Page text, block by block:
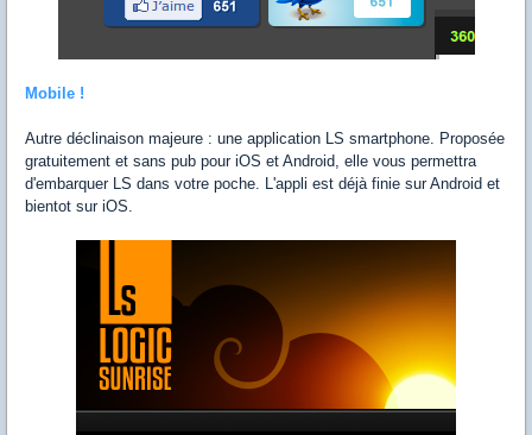
Mobile !
Autre déclinaison majeure : une application LS smartphone. Proposée
gratuitement et sans pub pour iOS et Android, elle vous permettra
d'embarquer LS dans votre poche. L'appli est déjà finie sur Android et
bientot sur iOS.